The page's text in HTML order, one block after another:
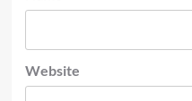
Website